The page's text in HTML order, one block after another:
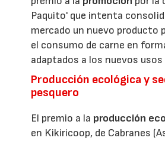
Paquito' que intenta
mercado un nuevo producto
el consumo de carne en
adaptados a los nuevos
Producción ecológica y
pesquero
El premio a la producción
en Kikiricoop, de Cabranes